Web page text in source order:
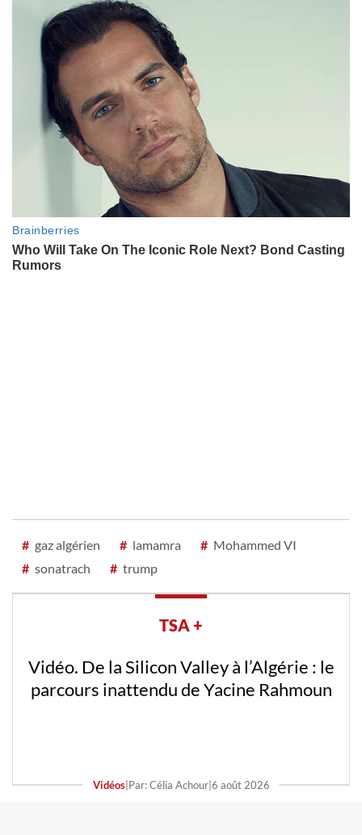
# gaz algérien # lamamra # Mohammed VI
# sonatrach # trump
TSA +
Vidéo. De la Silicon Valley à l’Algérie : le
parcours inattendu de Yacine Rahmoun
Vidéos| Par: Célia Achour| 6 août 2026